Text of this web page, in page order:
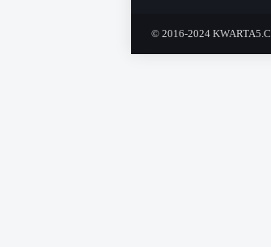
© 2016-2024